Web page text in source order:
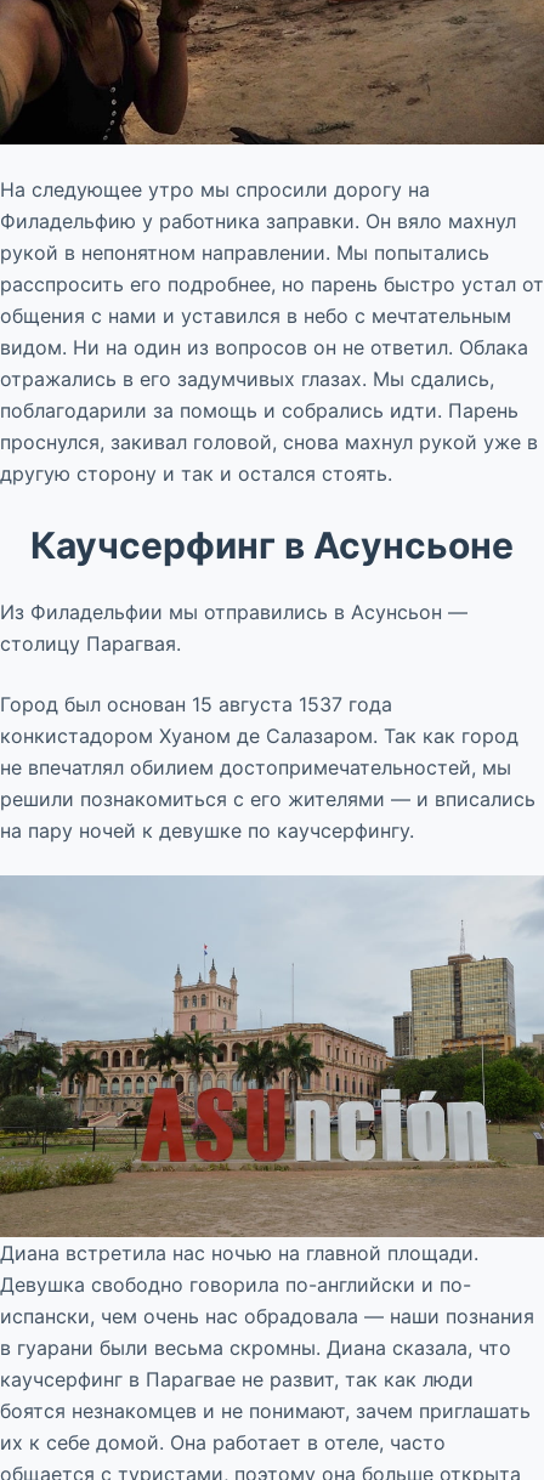
На следующее утро мы спросили дорогу на
Филадельфию у работника заправки. Он вяло махнул
рукой в непонятном направлении. Мы попытались
расспросить его подробнее, но парень быстро устал от
общения с нами и уставился в небо с мечтательным
видом. Ни на один из вопросов он не ответил. Облака
отражались в его задумчивых глазах. Мы сдались,
поблагодарили за помощь и собрались идти. Парень
проснулся, закивал головой, снова махнул рукой уже в
другую сторону и так и остался стоять.
Каучсерфинг в Асунсьоне
Из Филадельфии мы отправились в Асунсьон —
столицу Парагвая.
Город был основан 15 августа 1537 года
конкистадором Хуаном де Салазаром. Так как город
не впечатлял обилием достопримечательностей, мы
решили познакомиться с его жителями — и вписались
на пару ночей к девушке по каучсерфингу.
Диана встретила нас ночью на главной площади.
Девушка свободно говорила по-английски и по-
испански, чем очень нас обрадовала — наши познания
в гуарани были весьма скромны. Диана сказала, что
каучсерфинг в Парагвае не развит, так как люди
боятся незнакомцев и не понимают, зачем приглашать
их к себе домой. Она работает в отеле, часто
общается с туристами, поэтому она больше открыта